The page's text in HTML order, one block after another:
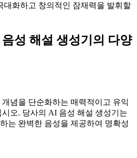
대화하고 창의적인 잠재력을 발휘할
성 해설 생성기의 다양
념을 단순화하는 매력적이고 유익
오. 당사의 AI 음성 해설 생성기는
는 완벽한 음성을 제공하여 명확성